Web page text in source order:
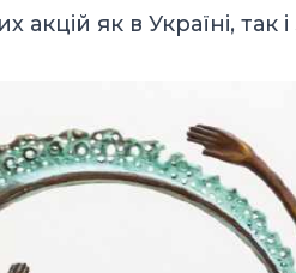
як в Україні, так і